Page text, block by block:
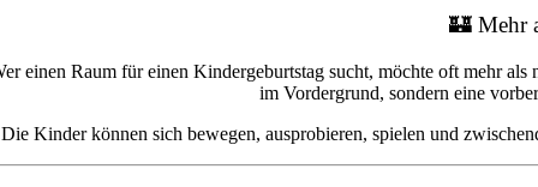
🏰 Mehr
einen Raum für einen Kindergeburtstag sucht, möchte oft mehr
im Vordergrund, sondern eine
Die Kinder können sich bewegen, ausprobieren, spielen und